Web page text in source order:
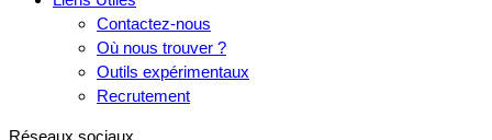
Contactez-nous
Où nous trouver ?
Outils expérimentaux
Recrutement
Réseaux sociaux